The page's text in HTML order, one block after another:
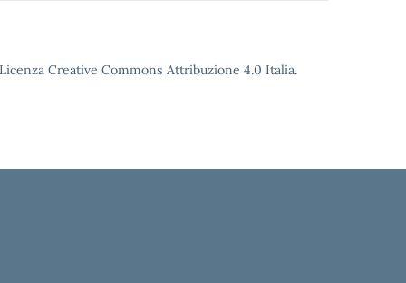
Creative Commons Attribuzione 4.0 Italia.